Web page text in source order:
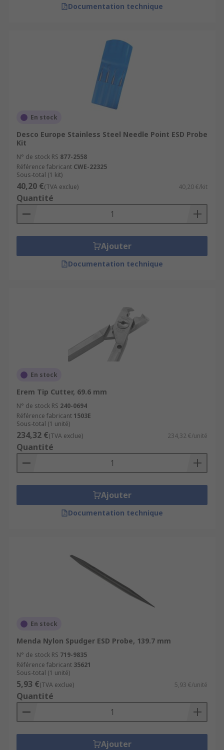
Documentation technique
En stock
Desco Europe Stainless Steel Needle Point ESD Probe
Kit
N° de stock RS 877-2558
Référence fabricant CWE-22325
Sous-total (1 kit)
40,20 €(TVA exclue) 40,20 €/kit
Quantité
Ajouter
Documentation technique
En stock
Erem Tip Cutter, 69.6 mm
N° de stock RS 240-0694
Référence fabricant 1503E
Sous-total (1 unité)
234,32 €(TVA exclue) 234,32 €/unité
Quantité
Ajouter
Documentation technique
En stock
Menda Nylon Spudger ESD Probe, 139.7 mm
N° de stock RS 719-9835
Référence fabricant 35621
Sous-total (1 unité)
5,93 €(TVA exclue) 5,93 €/unité
Quantité
Ajouter